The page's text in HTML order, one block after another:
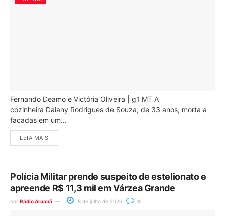
Fernando Deamo e Victória Oliveira | g1 MT A
cozinheira Daiany Rodrigues de Souza, de 33 anos, morta a
facadas em um...
LEIA MAIS
Polícia Militar prende suspeito de estelionato e
apreende R$ 11,3 mil em Várzea Grande
por Rádio Aruanã 8 de julho de 2026 0